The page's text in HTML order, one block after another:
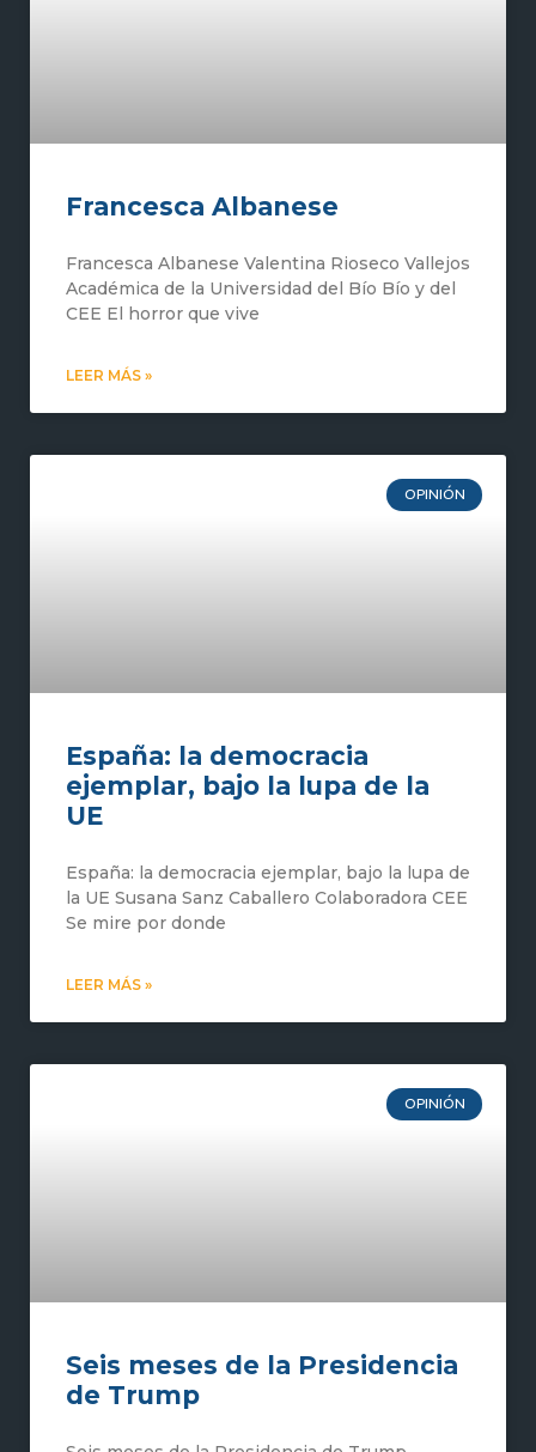
Francesca Albanese
Francesca Albanese Valentina Rioseco Vallejos
Académica de la Universidad del Bío Bío y del
CEE El horror que vive
LEER MÁS »
OPINIÓN
España: la democracia
ejemplar, bajo la lupa de la
UE
España: la democracia ejemplar, bajo la lupa de
la UE Susana Sanz Caballero Colaboradora CEE
Se mire por donde
LEER MÁS »
OPINIÓN
Seis meses de la Presidencia
de Trump